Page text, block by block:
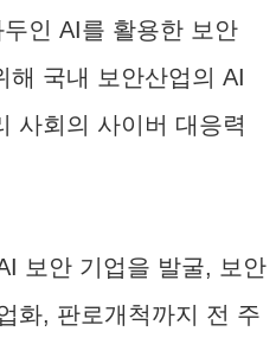
인 AI를 활용한 보안
해 국내 보안산업의 AI
사회의 사이버 대응력
보안 기업을 발굴, 보안
화, 판로개척까지 전 주